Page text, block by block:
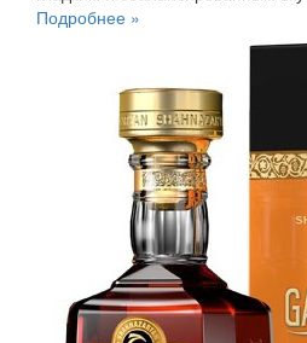
Подробнее »